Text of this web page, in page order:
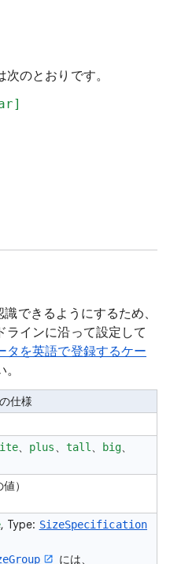
のとおりです。
できるようにするため、
ラインに沿って設定して
タを英語で登録するケー
仕様
、 plus、 tall 、 big、
）
, Type: SizeSpecification
には、